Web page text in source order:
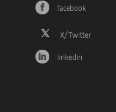
facebook
linkedin